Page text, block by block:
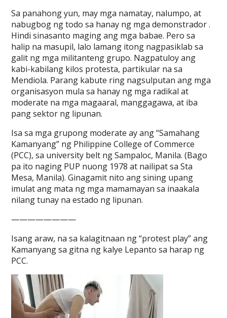
Sa panahong yun, may mga namatay, nalumpo, at
nabugbog ng todo sa hanay ng mga demonstrador .
Hindi sinasanto maging ang mga babae. Pero sa
halip na masupil, lalo lamang itong nagpasiklab sa
galit ng mga militanteng grupo. Nagpatuloy ang
kabi-kabilang kilos protesta, partikular na sa
Mendiola. Parang kabute ring nagsulputan ang mga
organisasyon mula sa hanay ng mga radikal at
moderate na mga magaaral, manggagawa, at iba
pang sektor ng lipunan.
Isa sa mga grupong moderate ay ang “Samahang
Kamanyang” ng Philippine College of Commerce
(PCC), sa university belt ng Sampaloc, Manila. (Bago
pa ito naging PUP nuong 1978 at nailipat sa Sta
Mesa, Manila). Ginagamit nito ang sining upang
imulat ang mata ng mga mamamayan sa inaakala
nilang tunay na estado ng lipunan.
————————
Isang araw, na sa kalagitnaan ng “protest play” ang
Kamanyang sa gitna ng kalye Lepanto sa harap ng
PCC.